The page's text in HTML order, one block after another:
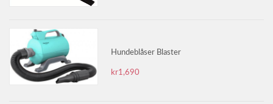
Hundeblåser Blaster
kr1,690